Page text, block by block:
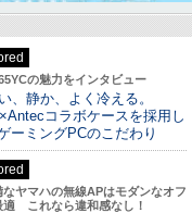
の魅力をインタビュー
、静か、よく冷える。
コラボケースを採用し
ーミングPCのこだわり
なヤマハの無線APはモダンなオフ
適 これなら違和感なし！